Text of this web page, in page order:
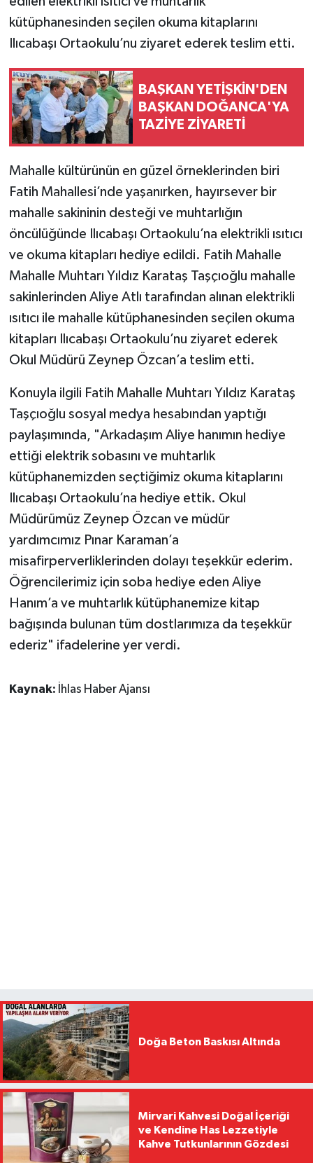
kütüphanesinden seçilen okuma kitaplarını
Ilıcabaşı Ortaokulu’nu ziyaret ederek teslim etti.
BAŞKAN YETİŞKİN'DEN
BAŞKAN DOĞANCA'YA
TAZİYE ZİYARETİ
Mahalle kültürünün en güzel örneklerinden biri
Fatih Mahallesi’nde yaşanırken, hayırsever bir
mahalle sakininin desteği ve muhtarlığın
öncülüğünde Ilıcabaşı Ortaokulu’na elektrikli ısıtıcı
ve okuma kitapları hediye edildi. Fatih Mahalle
Mahalle Muhtarı Yıldız Karataş Taşçıoğlu mahalle
sakinlerinden Aliye Atlı tarafından alınan elektrikli
ısıtıcı ile mahalle kütüphanesinden seçilen okuma
kitapları Ilıcabaşı Ortaokulu’nu ziyaret ederek
Okul Müdürü Zeynep Özcan’a teslim etti.
Konuyla ilgili Fatih Mahalle Muhtarı Yıldız Karataş
Taşçıoğlu sosyal medya hesabından yaptığı
paylaşımında, "Arkadaşım Aliye hanımın hediye
ettiği elektrik sobasını ve muhtarlık
kütüphanemizden seçtiğimiz okuma kitaplarını
Ilıcabaşı Ortaokulu’na hediye ettik. Okul
Müdürümüz Zeynep Özcan ve müdür
yardımcımız Pınar Karaman’a
misafirperverliklerinden dolayı teşekkür ederim.
Öğrencilerimiz için soba hediye eden Aliye
Hanım’a ve muhtarlık kütüphanemize kitap
bağışında bulunan tüm dostlarımıza da teşekkür
ederiz" ifadelerine yer verdi.
Kaynak: İhlas Haber Ajansı
Doğa Beton Baskısı Altında
Mirvari Kahvesi Doğal İçeriği
ve Kendine Has Lezzetiyle
Kahve Tutkunlarının Gözdesi